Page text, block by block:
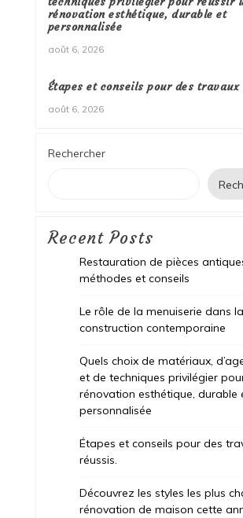
rénovation esthétique, durable et
personnalisée
août 6, 2026
Étapes et conseils pour des travaux
août 6, 2026
Rechercher
Recent Posts
Restauration de pièces
méthodes et conseils
Le rôle de la menuiserie dans la
construction contemporaine
Quels choix de matériaux,
et de techniques privilégier
rénovation esthétique, durable
personnalisée
Étapes et conseils pour des
réussis.
Découvrez les styles les plus
rénovation de maison cette